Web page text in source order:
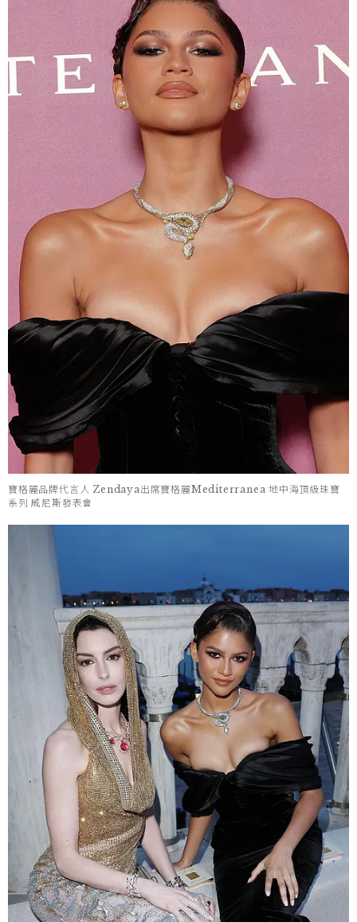
寶格麗品牌代言人 Zendaya出席寶格麗Mediterranea 地中海頂級珠寶
系列 威尼斯發表會